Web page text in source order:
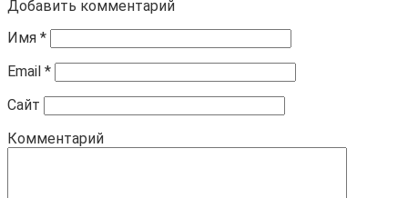
Добавить комментарий
Имя *
Email *
Сайт
Комментарий